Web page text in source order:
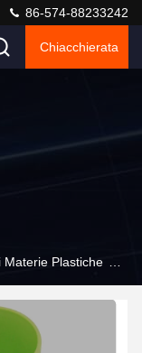
86-574-88233242
Chiacchierata
Materie Plastiche